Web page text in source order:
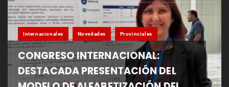
Internacionales Novedades Provinciales
CONGRESO INTERNACIONAL:
DESTACADA PRESENTACIÓN DEL